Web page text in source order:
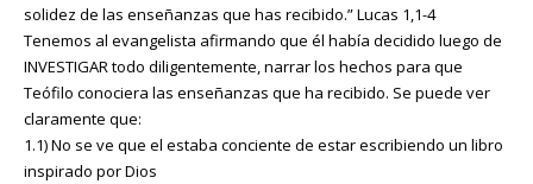
solidez de las enseñanzas que has recibido.” Lucas 1,1-4
Tenemos al evangelista afirmando que él había decidido luego de
INVESTIGAR todo diligentemente, narrar los hechos para que
Teófilo conociera las enseñanzas que ha recibido. Se puede ver
claramente que:
1.1) No se ve que el estaba conciente de estar escribiendo un libro
inspirado por Dios